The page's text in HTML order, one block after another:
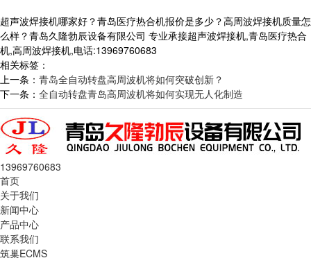
超声波焊接机哪家好？青岛医疗热合机报价是多少？高周波焊接机质量怎
么样？青岛久隆勃辰设备有限公司 专业承接超声波焊接机,青岛医疗热合
机,高周波焊接机,电话:13969760683
相关标签：
上一条： 青岛全自动转盘高周波机将如何突破创新？
下一条： 全自动转盘青岛高周波机将如何实现无人化制造
13969760683
首页
关于我们
新闻中心
产品中心
联系我们
筑巢ECMS